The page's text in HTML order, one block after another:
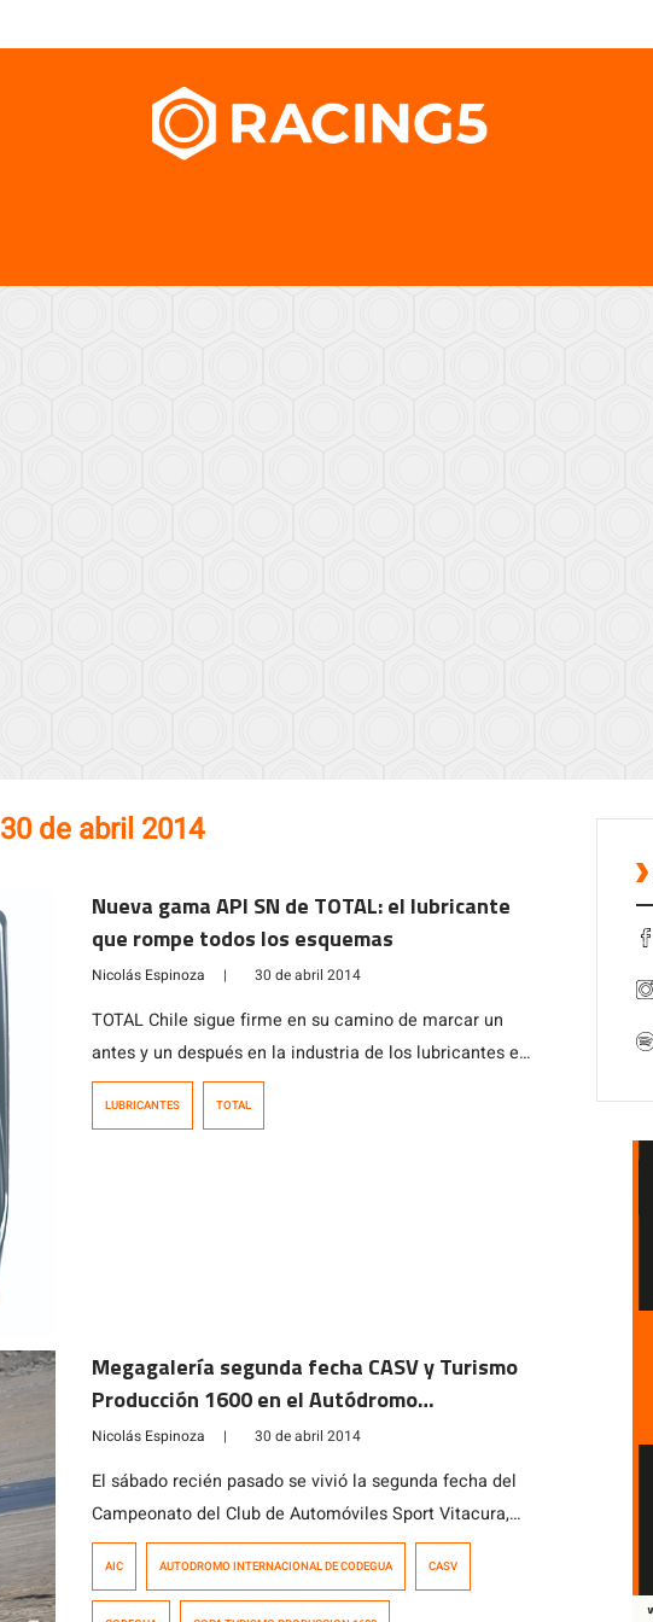
30 de abril 2014
Nueva gama API SN de TOTAL: el lubricante
que rompe todos los esquemas
Nicolás Espinoza | 30 de abril 2014
TOTAL Chile sigue firme en su camino de marcar un
antes y un después en la industria de los lubricantes en
el país. Este año ha tomado la decisión de comenzar a
LUBRICANTES TOTAL
Megagalería segunda fecha CASV y Turismo
Producción 1600 en el Autódromo
Internacional de Codegua
Nicolás Espinoza | 30 de abril 2014
El sábado recién pasado se vivió la segunda fecha del
Campeonato del Club de Automóviles Sport Vitacura,
más conocido como CASV entre los amantes de los
AIC AUTODROMO INTERNACIONAL DE CODEGUA CASV